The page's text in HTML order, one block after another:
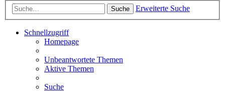
Suche Erweiterte Suche
Schnellzugriff
Homepage
Unbeantwortete Themen
Aktive Themen
Suche